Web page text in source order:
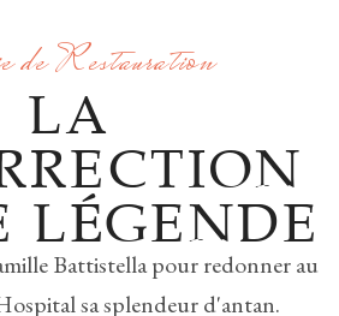
de Restauration
LA
LÉGENDE
Battistella pour redonner au
sa splendeur d'antan.